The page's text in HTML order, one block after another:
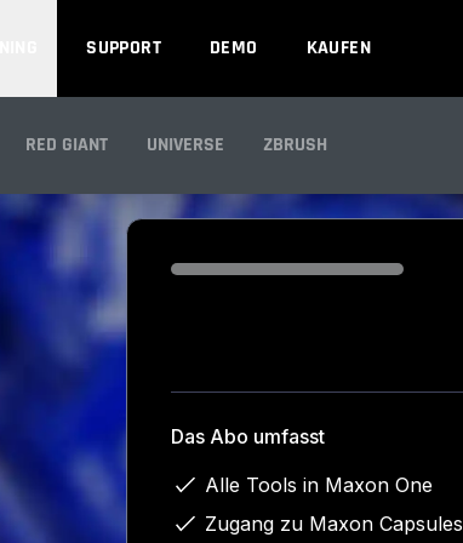
SUPPORT DEMO KAUFEN
RED GIANT UNIVERSE ZBRUSH
Loading...
Das Abo umfasst
Alle Tools in Maxon One
Zugang zu Maxon Capsules